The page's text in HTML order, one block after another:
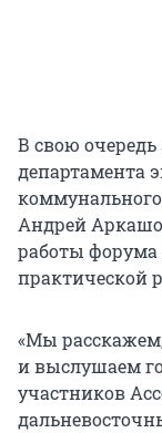
В свою очередь
департамента
Андрей
работы
практической
«Мы
и выслушаем
участников